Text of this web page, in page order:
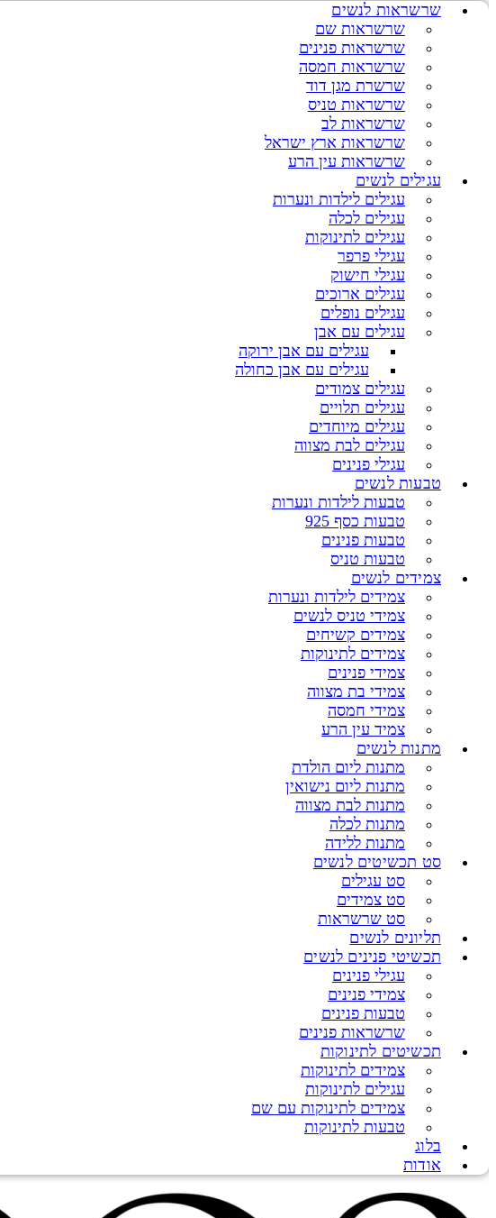
שרשראות לנשים
שרשראות שם
שרשראות פנינים
שרשראות חמסה
שרשרת מגן דוד
שרשראות טניס
שרשראות לב
שרשראות ארץ ישראל
שרשראות עין הרע
עגילים לנשים
עגילים לילדות ונערות
עגילים לכלה
עגילים לתינוקות
עגילי פרפר
עגילי חישוק
עגילים ארוכים
עגילים נופלים
עגילים עם אבן
עגילים עם אבן ירוקה
עגילים עם אבן כחולה
עגילים צמודים
עגילים תלויים
עגילים מיוחדים
עגילים לבת מצווה
עגילי פנינים
טבעות לנשים
טבעות לילדות ונערות
טבעות כסף 925
טבעות פנינים
טבעות טניס
צמידים לנשים
צמידים לילדות ונערות
צמידי טניס לנשים
צמידים קשיחים
צמידים לתינוקות
צמידי פנינים
צמידי בת מצווה
צמידי חמסה
צמיד עין הרע
מתנות לנשים
מתנות ליום הולדת
מתנות ליום נישואין
מתנות לבת מצווה
מתנות לכלה
מתנות ללידה
סט תכשיטים לנשים
סט עגילים
סט צמידים
סט שרשראות
תליונים לנשים
תכשיטי פנינים לנשים
עגילי פנינים
צמידי פנינים
טבעות פנינים
שרשראות פנינים
תכשיטים לתינוקות
צמידים לתינוקות
עגילים לתינוקות
צמידים לתינוקות עם שם
טבעות לתינוקות
בלוג
אודות